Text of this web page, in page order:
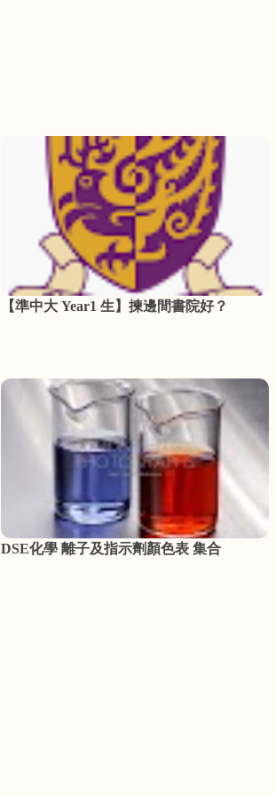
【準中大 Year1 生】揀邊間書院好？
DSE化學 離子及指示劑顏色表 集合